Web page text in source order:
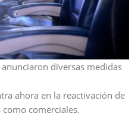
diversas medidas
ahora en la reactivación de
comerciales.